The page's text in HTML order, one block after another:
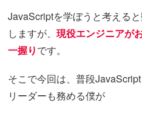
JavaScriptを学ぼうと考える
しますが、現役エンジニアが
一握りです。
そこで今回は、普段
リーダーも務める僕が